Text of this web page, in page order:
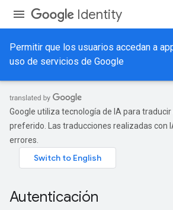
Identity
Permitir que los usuarios accedan a
uso de servicios de Google
Google utiliza tecnología de IA para
preferido. Las traducciones realizadas con
errores.
Autenticación